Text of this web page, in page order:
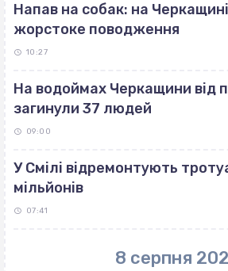
Напав на собак: на
жорстоке поводження
10:27
На водоймах Черкащини від
загинули 37 людей
09:00
У Смілі відремонтують
мільйонів
07:41
8 серпня